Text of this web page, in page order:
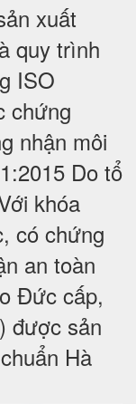
xuất
quy trình
ISO
chứng
nhận môi
Do tổ
khóa
có chứng
an toàn
Đức cấp,
được sản
Hà